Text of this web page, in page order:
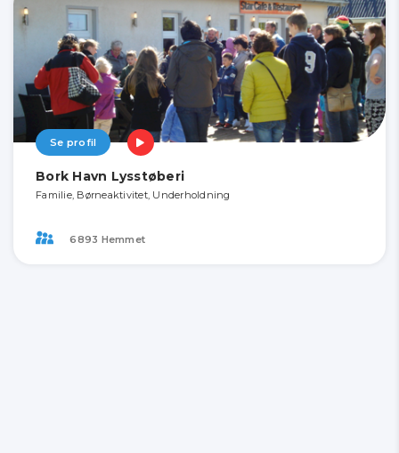
Se profil
Bork Havn Lysstøberi
Familie, Børneaktivitet, Underholdning
6893 Hemmet